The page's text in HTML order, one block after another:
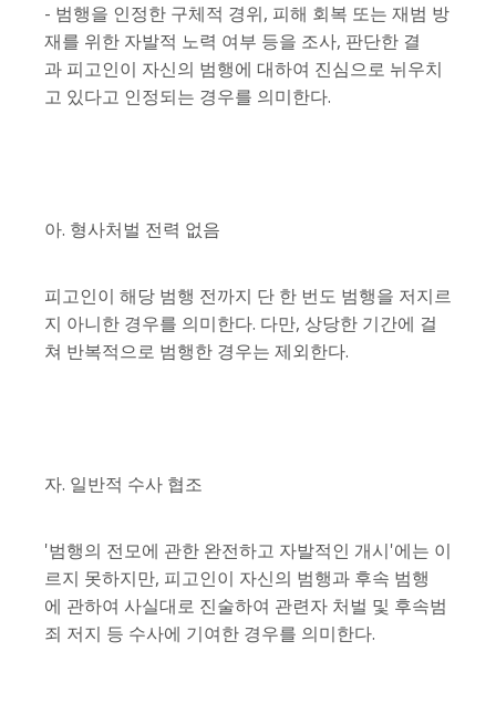
- 범행을 인정한 구체적 경위, 피해 회복 또는 재범 방
재를 위한 자발적 노력 여부 등을 조사, 판단한 결
과 피고인이 자신의 범행에 대하여 진심으로 뉘우치
고 있다고 인정되는 경우를 의미한다.
아. 형사처벌 전력 없음
피고인이 해당 범행 전까지 단 한 번도 범행을 저지르
지 아니한 경우를 의미한다. 다만, 상당한 기간에 걸
쳐 반복적으로 범행한 경우는 제외한다.
자. 일반적 수사 협조
'범행의 전모에 관한 완전하고 자발적인 개시'에는 이
르지 못하지만, 피고인이 자신의 범행과 후속 범행
에 관하여 사실대로 진술하여 관련자 처벌 및 후속범
죄 저지 등 수사에 기여한 경우를 의미한다.